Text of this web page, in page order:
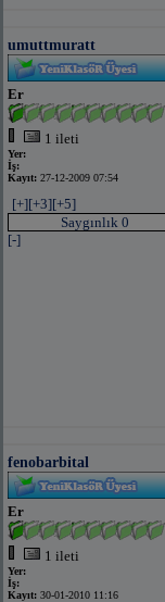
umuttmuratt
Er
1 ileti
Yer:
İş:
Kayıt: 27-12-2009 07:54
[+][+3][+5]
Saygınlık 0
[-]
fenobarbital
Er
1 ileti
Yer:
İş:
Kayıt: 30-01-2010 11:16